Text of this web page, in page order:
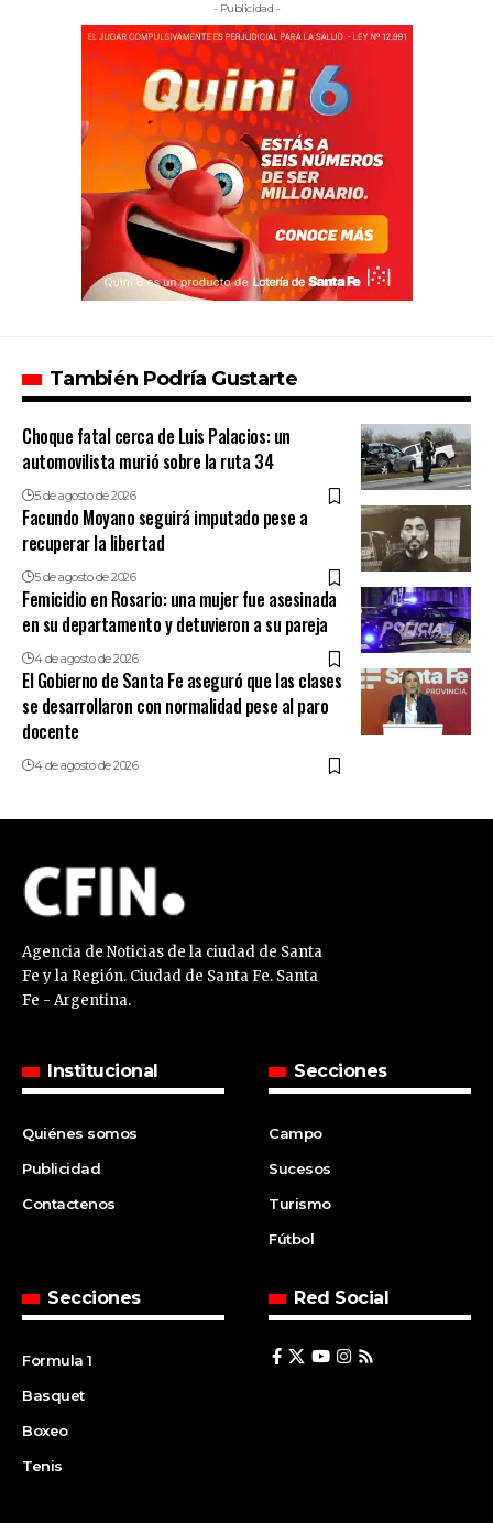
- Publicidad -
También Podría Gustarte
Choque fatal cerca de Luis Palacios: un
automovilista murió sobre la ruta 34
5 de agosto de 2026
Facundo Moyano seguirá imputado pese a
recuperar la libertad
5 de agosto de 2026
Femicidio en Rosario: una mujer fue asesinada
en su departamento y detuvieron a su pareja
4 de agosto de 2026
El Gobierno de Santa Fe aseguró que las clases
se desarrollaron con normalidad pese al paro
docente
4 de agosto de 2026
Agencia de Noticias de la ciudad de Santa
Fe y la Región. Ciudad de Santa Fe. Santa
Fe - Argentina.
Institucional
Quiénes somos
Publicidad
Contactenos
Secciones
Campo
Sucesos
Turismo
Fútbol
Secciones
Formula 1
Basquet
Boxeo
Tenis
Red Social